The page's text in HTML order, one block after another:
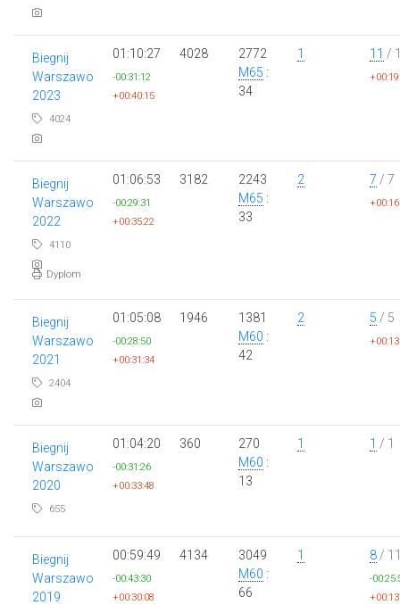
Biegnij
Warszawo
2023
4024
01:10:27
-00:31:12
+00:40:15
4028
2772
M65 :
34
1 11 /
Biegnij
Warszawo
2022
4110
Dyplom
01:06:53
-00:29:31
+00:35:22
3182
2243
M65 :
33
2 7 / 7
Biegnij
Warszawo
2021
2404
01:05:08
-00:28:50
+00:31:34
1946
1381
M60 :
42
2 5 / 5
Biegnij
Warszawo
2020
655
01:04:20
-00:31:26
+00:33:48
360
270
M60 :
13
1 1 / 1
Biegnij
Warszawo
2019
00:59:49
-00:43:30
+00:30:08
4134
3049
M60 :
66
1 8 /
-